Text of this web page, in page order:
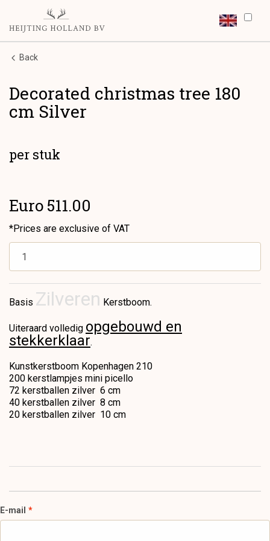
Back
Decorated christmas tree 180
cm Silver
per stuk
Euro 511.00
*Prices are exclusive of VAT
Basis Zilveren Kerstboom.
Uiteraard volledig opgebouwd en
stekkerklaar.
Kunstkerstboom Kopenhagen 210
200 kerstlampjes mini picello
72 kerstballen zilver 6 cm
40 kerstballen zilver 8 cm
20 kerstballen zilver 10 cm
E-mail